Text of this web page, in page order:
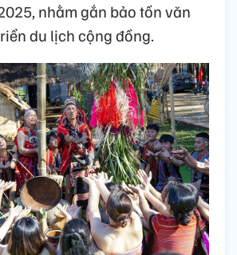
nhằm gắn bảo tồn văn
du lịch cộng đồng.